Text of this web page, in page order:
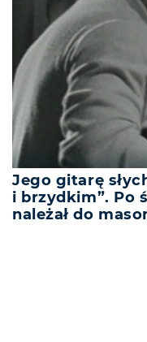
Jego gitarę
i brzydkim”. Po
należał do